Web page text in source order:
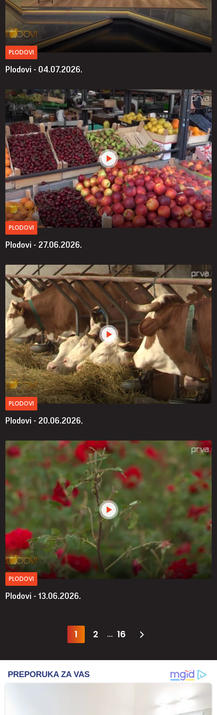
PLODOVI
Plodovi - 04.07.2026.
PLODOVI
Plodovi - 27.06.2026.
PLODOVI
Plodovi - 20.06.2026.
PLODOVI
Plodovi - 13.06.2026.
1 2 ... 16